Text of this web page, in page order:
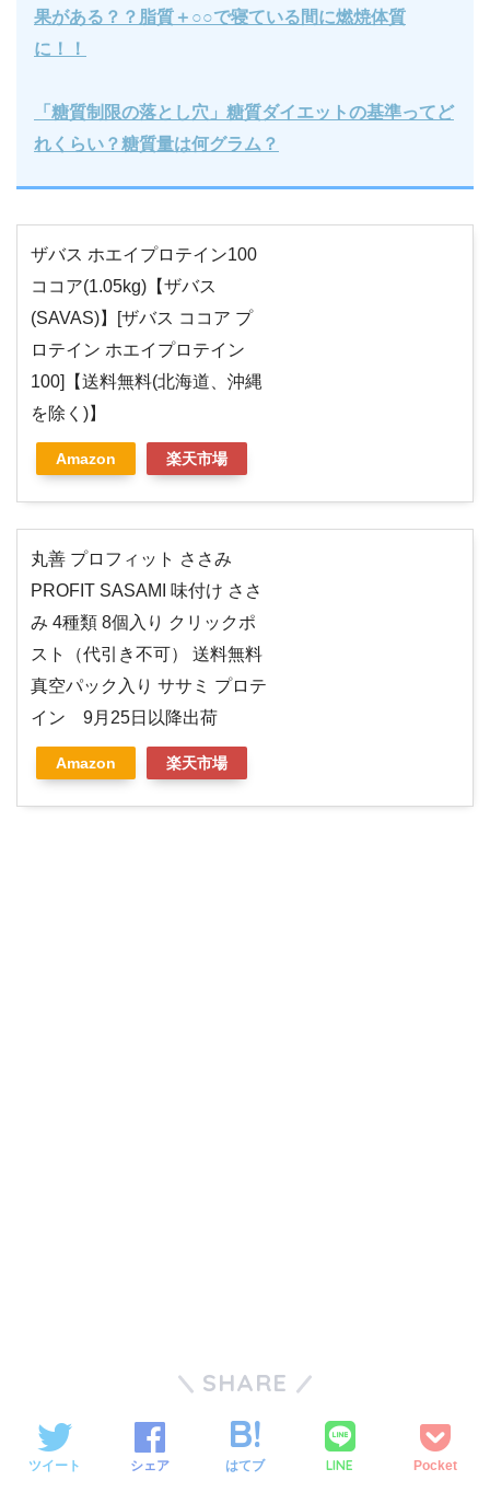
果がある？？脂質＋○○で寝ている間に燃焼体質
に！！
「糖質制限の落とし穴」糖質ダイエットの基準ってど
れくらい？糖質量は何グラム？
ザバス ホエイプロテイン100
ココア(1.05kg)【ザバス
(SAVAS)】[ザバス ココア プ
ロテイン ホエイプロテイン
100]【送料無料(北海道、沖縄
を除く)】
Amazon 楽天市場
丸善 プロフィット ささみ
PROFIT SASAMI 味付け ささ
み 4種類 8個入り クリックポ
スト（代引き不可） 送料無料
真空パック入り ササミ プロテ
イン 9月25日以降出荷
Amazon 楽天市場
SHARE
ツイート シェア はてブ LINE Pocket